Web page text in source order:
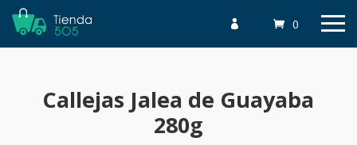
 0
Callejas Jalea de Guayaba
280g